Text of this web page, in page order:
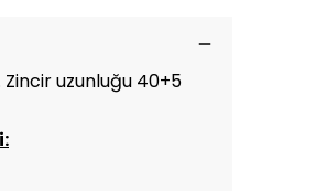
uzunluğu 40+5